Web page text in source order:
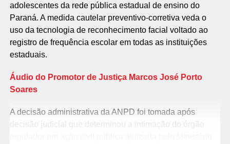
adolescentes da rede pública estadual de ensino do
Paraná. A medida cautelar preventivo-corretiva veda o
uso da tecnologia de reconhecimento facial voltado ao
registro de frequência escolar em todas as instituições
estaduais.
Áudio do Promotor de Justiça Marcos José Porto
Soares
A decisão administrativa da ANPD foi tomada após
decisão judicial que determinou a intimação do órgão